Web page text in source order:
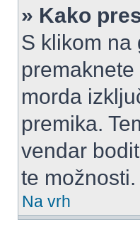
» Kako
S klikom na
morda
premika.
vendar
te možnosti.
Na vrh